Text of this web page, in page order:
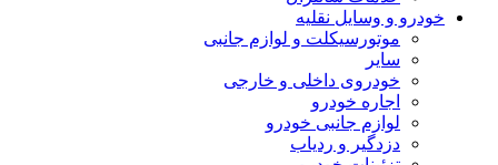
خودرو و وسایل نقلیه
موتورسیکلت و لوازم جانبی
سایر
خودروی داخلی و خارجی
اجاره خودرو
لوازم جانبی خودرو
دزدگیر و ردیاب